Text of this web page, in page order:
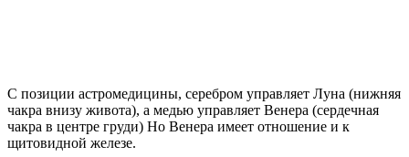
С позиции астромедицины, серебром управляет Луна (нижняя
чакра внизу живота), а медью управляет Венера (сердечная
чакра в центре груди) Но Венера имеет отношение и к
щитовидной железе.